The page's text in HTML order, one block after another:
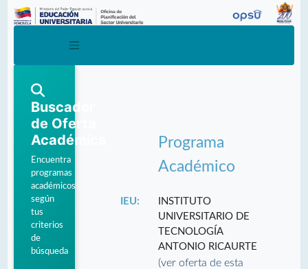
Buscador
de Oferta
Académica
Encuentra
programas
académicos
según
tus
criterios
de
búsqueda
Programa
Académico
IEU:
INSTITUTO
UNIVERSITARIO DE
TECNOLOGÍA
ANTONIO RICAURTE
(ver oferta de esta